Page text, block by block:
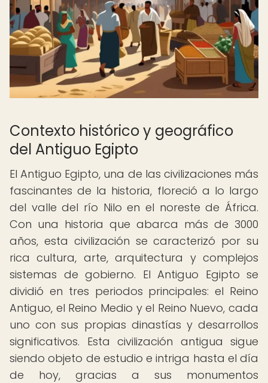
Contexto histórico y geográfico
del Antiguo Egipto
El Antiguo Egipto, una de las civilizaciones más
fascinantes de la historia, floreció a lo largo
del valle del río Nilo en el noreste de África.
Con una historia que abarca más de 3000
años, esta civilización se caracterizó por su
rica cultura, arte, arquitectura y complejos
sistemas de gobierno. El Antiguo Egipto se
dividió en tres periodos principales: el Reino
Antiguo, el Reino Medio y el Reino Nuevo, cada
uno con sus propias dinastías y desarrollos
significativos. Esta civilización antigua sigue
siendo objeto de estudio e intriga hasta el día
de hoy, gracias a sus monumentos